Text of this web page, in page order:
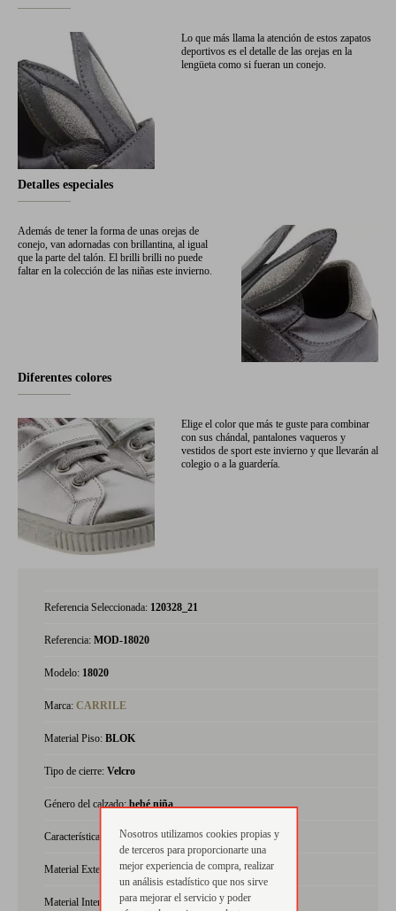
Lo que más llama la atención de estos zapatos
deportivos es el detalle de las orejas en la
lengüeta como si fueran un conejo.
Detalles especiales
Además de tener la forma de unas orejas de
conejo, van adornadas con brillantina, al igual
que la parte del talón. El brilli brilli no puede
faltar en la colección de las niñas este invierno.
Diferentes colores
Elige el color que más te guste para combinar
con sus chándal, pantalones vaqueros y
vestidos de sport este invierno y que llevarán al
colegio o a la guardería.
Referencia Seleccionada: 120328_21
Referencia: MOD-18020
Modelo: 18020
Marca: CARRILE
Material Piso: BLOK
Tipo de cierre: Velcro
Género del calzado:bebé niña
Características: plantilla anatómica
Material Exterior:charol, metalizado, napa
Material Interior: piel
Nosotros utilizamos cookies propias y
de terceros para proporcionarte una
mejor experiencia de compra, realizar
un análisis estadístico que nos sirve
para mejorar el servicio y poder